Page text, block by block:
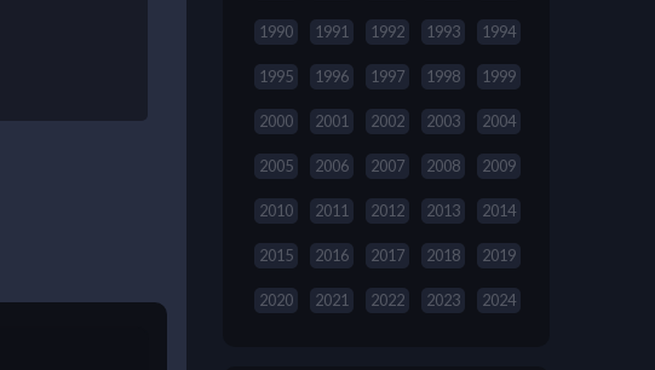
1990 1991 1992 1993 1994
1995 1996 1997 1998 1999
2000 2001 2002 2003 2004
2005 2006 2007 2008 2009
2010 2011 2012 2013 2014
2015 2016 2017 2018 2019
2020 2021 2022 2023 2024